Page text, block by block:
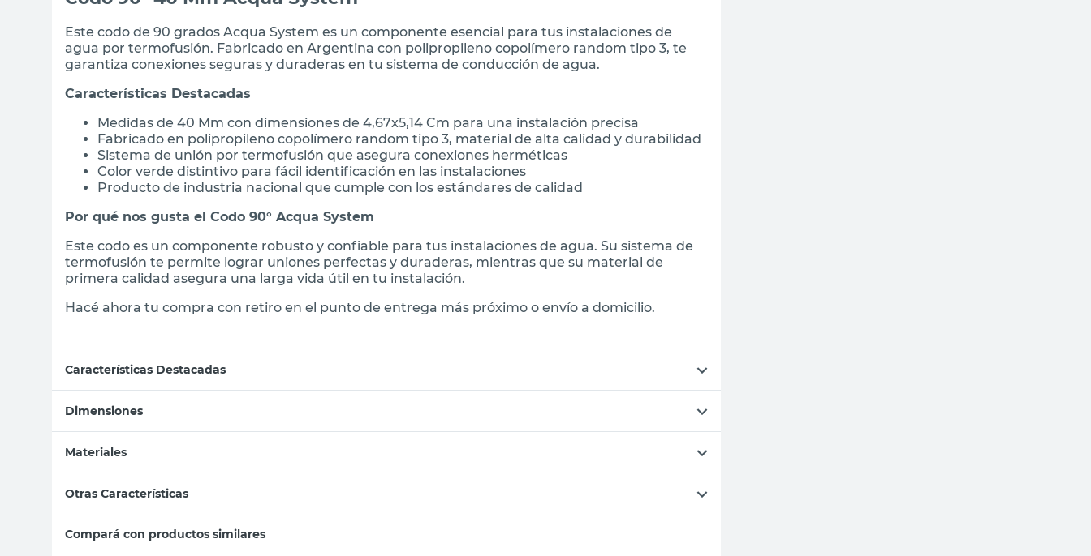
Este codo de 90 grados Acqua System es un componente esencial para tus instalaciones de
agua por termofusión. Fabricado en Argentina con polipropileno copolímero random tipo 3, te
garantiza conexiones seguras y duraderas en tu sistema de conducción de agua.
Características Destacadas
Medidas de 40 Mm con dimensiones de 4,67x5,14 Cm para una instalación precisa
Fabricado en polipropileno copolímero random tipo 3, material de alta calidad y durabilidad
Sistema de unión por termofusión que asegura conexiones herméticas
Color verde distintivo para fácil identificación en las instalaciones
Producto de industria nacional que cumple con los estándares de calidad
Por qué nos gusta el Codo 90° Acqua System
Este codo es un componente robusto y confiable para tus instalaciones de agua. Su sistema de
termofusión te permite lograr uniones perfectas y duraderas, mientras que su material de
primera calidad asegura una larga vida útil en tu instalación.
Hacé ahora tu compra con retiro en el punto de entrega más próximo o envío a domicilio.
Características Destacadas
Dimensiones
Materiales
Otras Características
Compará con productos similares